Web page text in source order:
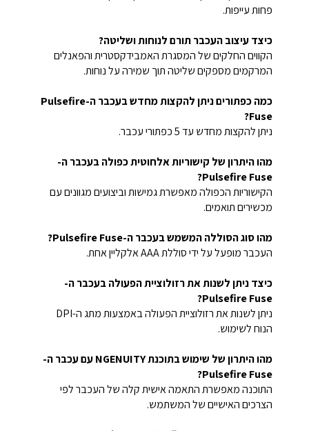
פחות עייפות.
כיצד עיצוב העכבר תורם לנוחות ושליטה?
הקווים החלקים של המסגרת האמבידקסטרית והפאנלים
המרקמים מספקים שליטה תוך שמירה על נוחות.
כמה כפתורים ניתן להקצות מחדש בעכבר ה-Pulsefire
Fuse?
ניתן להקצות מחדש עד 5 כפתורי עכבר.
מהו היתרון של קישוריות אלחוטית כפולה בעכבר ה-
Pulsefire Fuse?
הקישוריות הכפולה מאפשרת גמישות וביצועים מגוונים עם
מכשירים תואמים.
מהו סוג הסוללה המשמש בעכבר ה-Pulsefire Fuse?
העכבר מופעל על ידי סוללת AAA אלקליין אחת.
כיצד ניתן לשנות את רזולוציית הפעולה בעכבר ה-
Pulsefire Fuse?
ניתן לשנות את רזולוציית הפעולה באמצעות מתג ה-DPI
הנוח לשימוש.
מהו היתרון של שימוש בתוכנת NGENUITY עם עכבר ה-
Pulsefire Fuse?
התוכנה מאפשרת התאמה אישית קלה של העכבר לפי
הצרכים האישיים של המשתמש.